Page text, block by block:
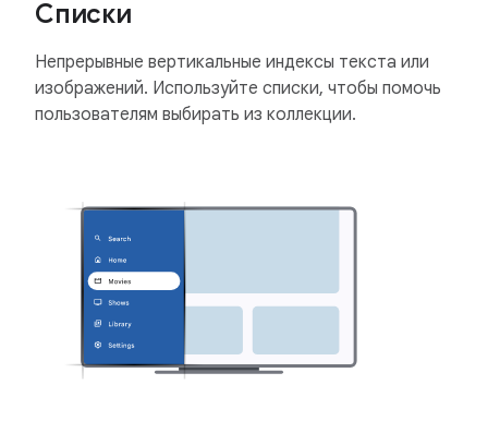
Списки
Непрерывные вертикальные индексы текста или
изображений. Используйте списки, чтобы помочь
пользователям выбирать из коллекции.